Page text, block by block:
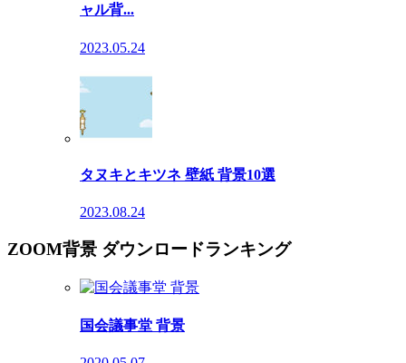
ャル背...
2023.05.24
タヌキとキツネ 壁紙 背景10選
2023.08.24
ZOOM背景 ダウンロードランキング
国会議事堂 背景